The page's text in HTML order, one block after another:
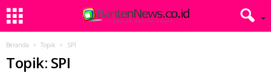
Beranda Topik SPI
Topik: SPI